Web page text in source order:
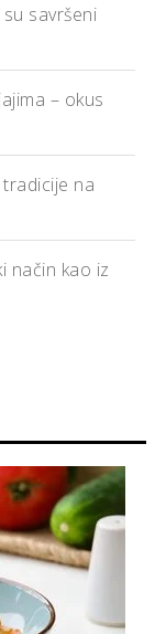
savršeni
– okus
na
način kao iz